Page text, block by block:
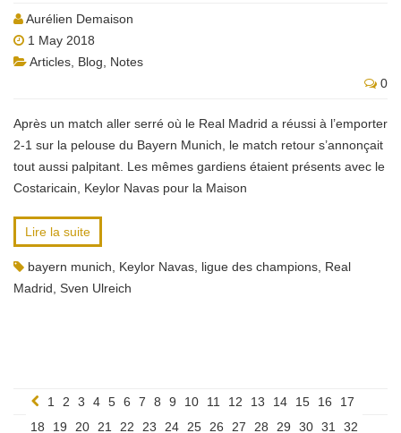
Aurélien Demaison
1 May 2018
Articles Blog
Notes
0
Après un match aller serré où le Real Madrid a réussi à l’emporter
2-1 sur la pelouse du Bayern Munich, le match retour s’annonçait
tout aussi palpitant. Les mêmes gardiens étaient présents avec le
Costaricain, Keylor Navas pour la Maison
Lire la suite
bayern munich Keylor Navas ligue des champions Real
Madrid Sven Ulreich
1 2 3 4 5 6 7 8 9 10 11 12 13 14 15 16
17
18
19 20 21 22 23 24 25 26 27 28 29 30 31 32